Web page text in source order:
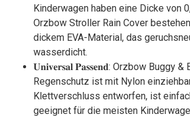
Kinderwagen haben eine Dicke von
Orzbow Stroller Rain Cover
dickem EVA-Material, das
wasserdicht.
𝐔𝐧𝐢𝐯𝐞𝐫𝐬𝐚𝐥 𝐏𝐚𝐬𝐬𝐞𝐧𝐝: Orzbow Buggy &
Regenschutz ist mit Nylon
Klettverschluss entworfen, ist
geeignet für die meisten